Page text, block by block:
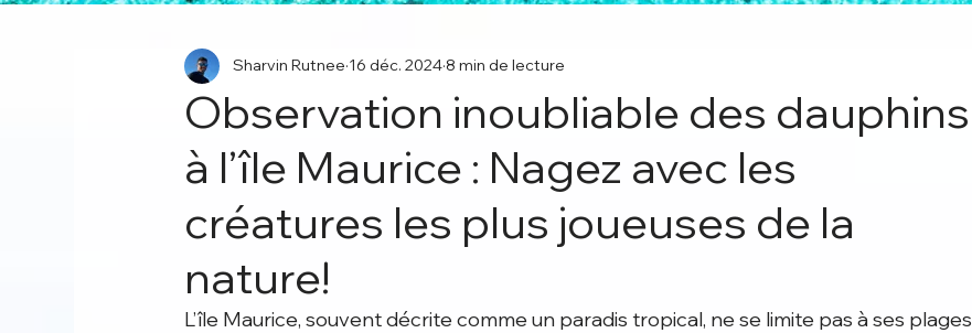
Observation inoubliable des dauphins
à l’île Maurice : Nagez avec les
créatures les plus joueuses de la
nature!
Sharvin Rutnee 16 déc. 2024 8 min de lecture
L’île Maurice, souvent décrite comme un paradis tropical, ne se limite pas à ses plages